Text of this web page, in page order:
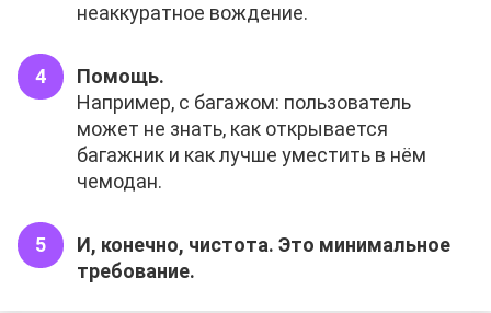
неаккуратное вождение.
Помощь.
Например, с багажом: пользователь
может не знать, как открывается
багажник и как лучше уместить в нём
чемодан.
И, конечно, чистота. Это минимальное
требование.